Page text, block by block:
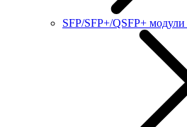
SFP/SFP+/QSFP+ модули